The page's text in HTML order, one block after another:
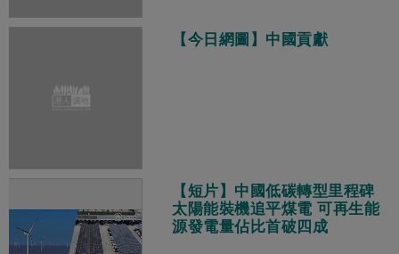
【今日網圖】中國貢獻
【短片】中國低碳轉型里程碑
太陽能裝機追平煤電 可再生能
源發電量佔比首破四成